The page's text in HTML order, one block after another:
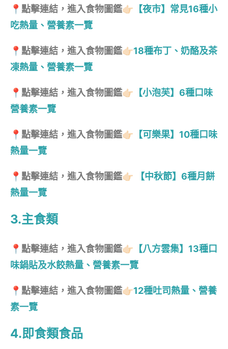
📍點擊連結，進入食物圖鑑👉🏻 【夜市】常見16種小
吃熱量、營養素一覽
📍點擊連結，進入食物圖鑑👉🏻18種布丁、奶酪及茶
凍熱量、營養素一覽
📍點擊連結，進入食物圖鑑👉🏻 【小泡芙】6種口味
營養素一覽
📍點擊連結，進入食物圖鑑👉🏻 【可樂果】10種口味
熱量一覽
📍點擊連結，進入食物圖鑑👉🏻
【中秋節】6種月餅
熱量一覽
3.主食類
📍點擊連結，進入食物圖鑑👉🏻 【八方雲集】13種口
味鍋貼及水餃熱量、營養素一覽
📍點擊連結，進入食物圖鑑👉🏻12種吐司熱量、營養
素一覽
4.即食類食品